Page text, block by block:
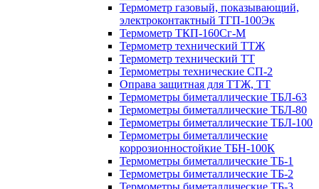
Термометр газовый, показывающий,
электроконтактный ТГП-100Эк
Термометр ТКП-160Сг-М
Термометр технический ТТЖ
Термометр технический ТТ
Термометры технические СП-2
Оправа защитная для ТТЖ, ТТ
Термометры биметаллические ТБЛ-63
Термометры биметаллические ТБЛ-80
Термометры биметаллические ТБЛ-100
Термометры биметаллические
коррозионностойкие ТБН-100К
Термометры биметаллические ТБ-1
Термометры биметаллические ТБ-2
Термометры биметаллические ТБ-3